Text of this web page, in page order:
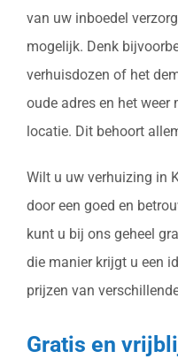
van uw inboedel
mogelijk. Denk
verhuisdozen of het
oude adres en het weer
locatie. Dit behoort
Wilt u uw verhuizing in
door een goed en
kunt u bij ons geheel
die manier krijgt u een
prijzen van
Gratis en